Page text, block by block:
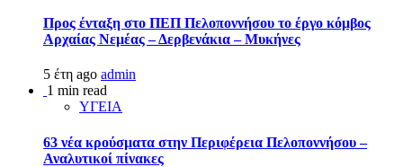
Προς ένταξη στο ΠΕΠ Πελοποννήσου το έργο κόμβος
Αρχαίας Νεμέας – Δερβενάκια – Μυκήνες
5 έτη ago admin
1 min read
ΥΓΕΙΑ
63 νέα κρούσματα στην Περιφέρεια Πελοποννήσου –
Αναλυτικοί πίνακες